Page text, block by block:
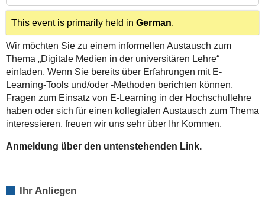
education-
fuer-
lehre-
nutzen-
online
-
-
-
ONLINE
-
This event is primarily held inGerman.
Wir möchten Sie zu einem informellen Austausch zum
Thema „Digitale Medien in der universitären Lehre“
einladen. Wenn Sie bereits über Erfahrungen mit E-
Learning-Tools und/oder -Methoden berichten können,
Fragen zum Einsatz von E-Learning in der Hochschullehre
haben oder sich für einen kollegialen Austausch zum Thema
interessieren, freuen wir uns sehr über Ihr Kommen.
Anmeldung über den untenstehenden Link.
Ihr Anliegen